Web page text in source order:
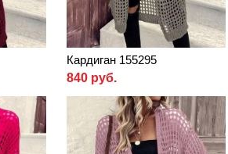
Кардиган 155295
840 руб.